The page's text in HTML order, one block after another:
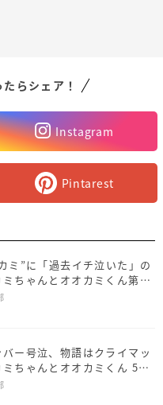
らシェア！
Instagram
Pintarest
ミ”に「過去イチ泣いた」の
ちゃんとオオカミくん第9
ェスト》
ー号泣、物語はクライマッ
ちゃんとオオカミくん 5~8